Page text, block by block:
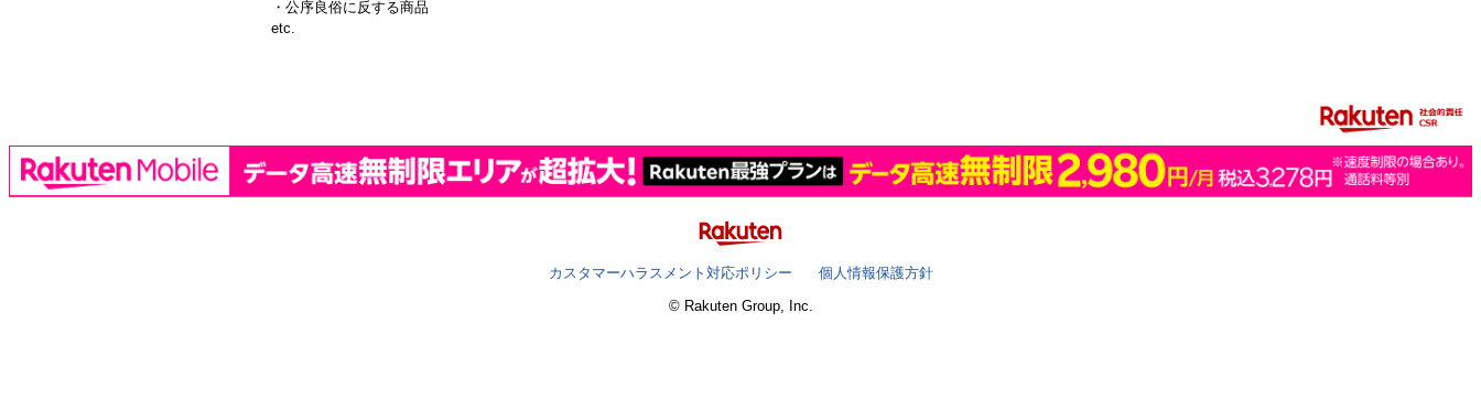
・公序良俗に反する商品
etc.
カスタマーハラスメント対応ポリシー
個人情報保護方針
© Rakuten Group, Inc.